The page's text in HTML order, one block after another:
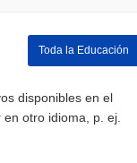
Toda la Educación
disponibles en el
otro idioma, p. ej.